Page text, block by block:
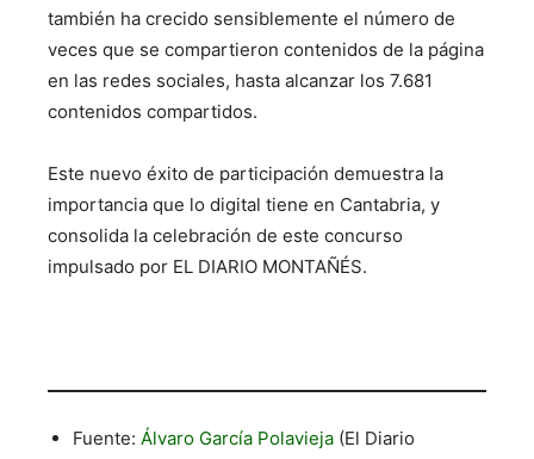
también ha crecido sensiblemente el número de
veces que se compartieron contenidos de la página
en las redes sociales, hasta alcanzar los 7.681
contenidos compartidos.
Este nuevo éxito de participación demuestra la
importancia que lo digital tiene en Cantabria, y
consolida la celebración de este concurso
impulsado por EL DIARIO MONTAÑÉS.
Fuente: Álvaro García Polavieja (El Diario